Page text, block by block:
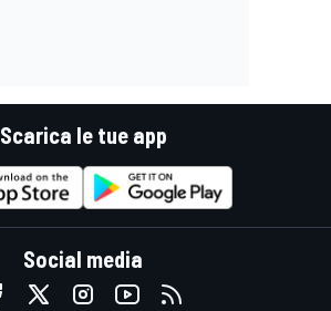
Scarica le tue app
Social media